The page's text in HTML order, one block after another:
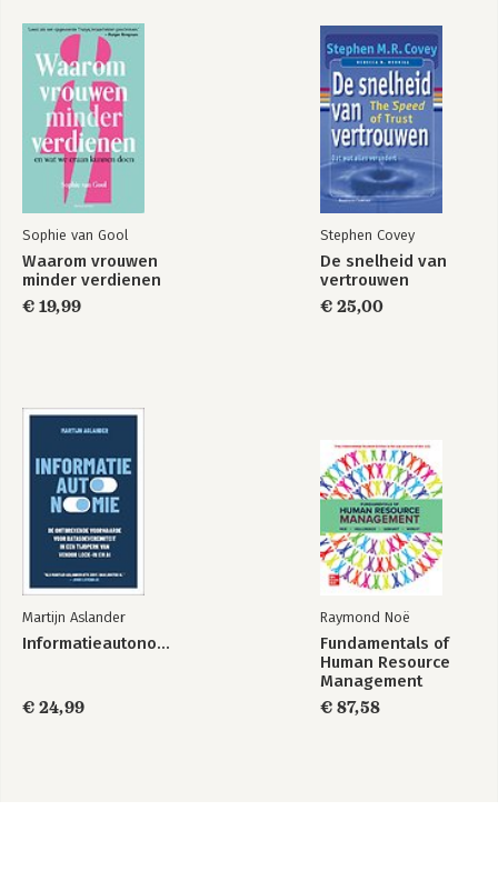
Me, myself & AI Me, myself & AI
Bekijk alle boeken
Sophie van Gool
Waarom vrouwen
minder verdienen
€ 19,99
Stephen Covey
De snelheid van
vertrouwen
€ 25,00
Martijn Aslander
Informatieautonomie
€ 24,99
Raymond Noë
Fundamentals of
Human Resource
Management
€ 87,58